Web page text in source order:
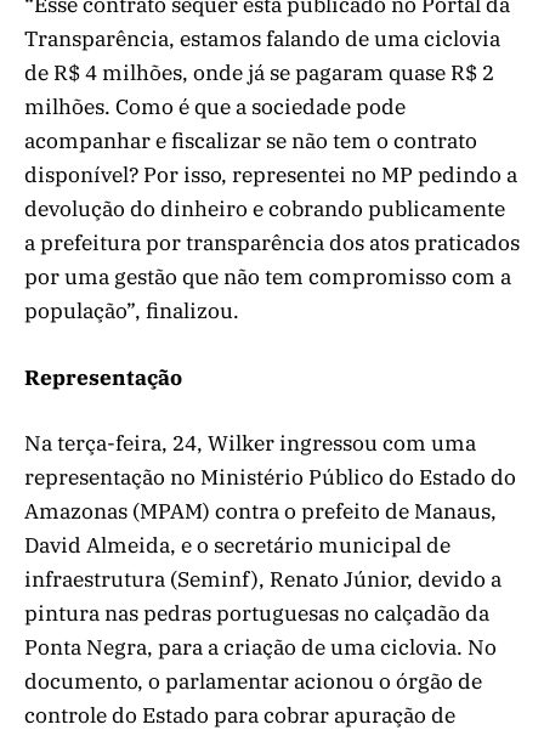
“Esse contrato sequer está publicado no Portal da
Transparência, estamos falando de uma ciclovia
de R$ 4 milhões, onde já se pagaram quase R$ 2
milhões. Como é que a sociedade pode
acompanhar e fiscalizar se não tem o contrato
disponível? Por isso, representei no MP pedindo a
devolução do dinheiro e cobrando publicamente
a prefeitura por transparência dos atos praticados
por uma gestão que não tem compromisso com a
população”, finalizou.
Representação
Na terça-feira, 24, Wilker ingressou com uma
representação no Ministério Público do Estado do
Amazonas (MPAM) contra o prefeito de Manaus,
David Almeida, e o secretário municipal de
infraestrutura (Seminf), Renato Júnior, devido a
pintura nas pedras portuguesas no calçadão da
Ponta Negra, para a criação de uma ciclovia. No
documento, o parlamentar acionou o órgão de
controle do Estado para cobrar apuração de